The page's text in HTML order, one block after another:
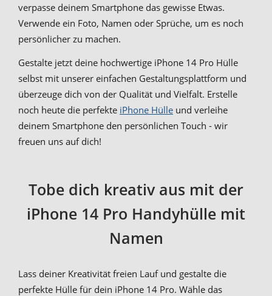
verpasse deinem Smartphone das gewisse Etwas.
Verwende ein Foto, Namen oder Sprüche, um es noch
persönlicher zu machen.
Gestalte jetzt deine hochwertige iPhone 14 Pro Hülle
selbst mit unserer einfachen Gestaltungsplattform und
überzeuge dich von der Qualität und Vielfalt. Erstelle
noch heute die perfekte iPhone Hülle und verleihe
deinem Smartphone den persönlichen Touch - wir
freuen uns auf dich!
Tobe dich kreativ aus mit der
iPhone 14 Pro Handyhülle mit
Namen
Lass deiner Kreativität freien Lauf und gestalte die
perfekte Hülle für dein iPhone 14 Pro. Wähle das